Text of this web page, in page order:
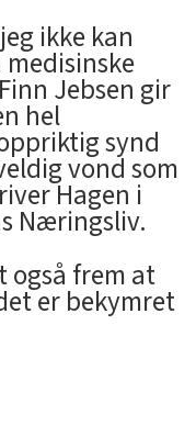
ikke kan
Jebsen gir
hel
synd
vond som
Hagen i
Næringsliv.
også frem at
er bekymret